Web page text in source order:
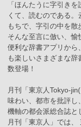
「ほんたうに字引き
くて、読むのである
もちで、字引の中を
そんな至言に倣い、愉
便利な辞書アプリから
も楽しいさまざまな
数登場！
月刊「東京人Tokyo-
味わい、都市を批評し
機軸の都会派総合誌と
月刊「東京人」では